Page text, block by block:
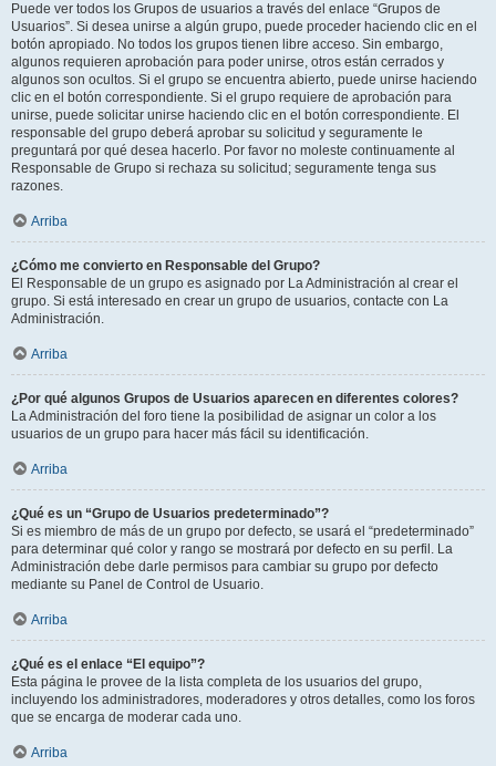
Puede ver todos los Grupos de usuarios a través del enlace “Grupos de
Usuarios”. Si desea unirse a algún grupo, puede proceder haciendo clic en el
botón apropiado. No todos los grupos tienen libre acceso. Sin embargo,
algunos requieren aprobación para poder unirse, otros están cerrados y
algunos son ocultos. Si el grupo se encuentra abierto, puede unirse haciendo
clic en el botón correspondiente. Si el grupo requiere de aprobación para
unirse, puede solicitar unirse haciendo clic en el botón correspondiente. El
responsable del grupo deberá aprobar su solicitud y seguramente le
preguntará por qué desea hacerlo. Por favor no moleste continuamente al
Responsable de Grupo si rechaza su solicitud; seguramente tenga sus
razones.
Arriba
¿Cómo me convierto en Responsable del Grupo?
El Responsable de un grupo es asignado por La Administración al crear el
grupo. Si está interesado en crear un grupo de usuarios, contacte con La
Administración.
Arriba
¿Por qué algunos Grupos de Usuarios aparecen en diferentes colores?
La Administración del foro tiene la posibilidad de asignar un color a los
usuarios de un grupo para hacer más fácil su identificación.
Arriba
¿Qué es un “Grupo de Usuarios predeterminado”?
Si es miembro de más de un grupo por defecto, se usará el “predeterminado”
para determinar qué color y rango se mostrará por defecto en su perfil. La
Administración debe darle permisos para cambiar su grupo por defecto
mediante su Panel de Control de Usuario.
Arriba
¿Qué es el enlace “El equipo”?
Esta página le provee de la lista completa de los usuarios del grupo,
incluyendo los administradores, moderadores y otros detalles, como los foros
que se encarga de moderar cada uno.
Arriba